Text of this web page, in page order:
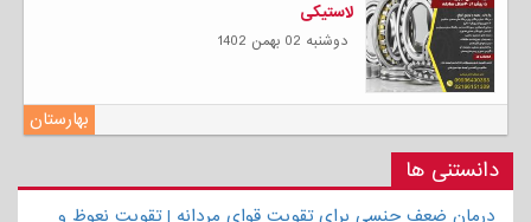
لاستیکی
دوشنبه 02 بهمن 1402
بهارستان
دانستنی ها
درمان ضعف جنسی برای تقویت قوای مردانه | تقویت نعوظ و